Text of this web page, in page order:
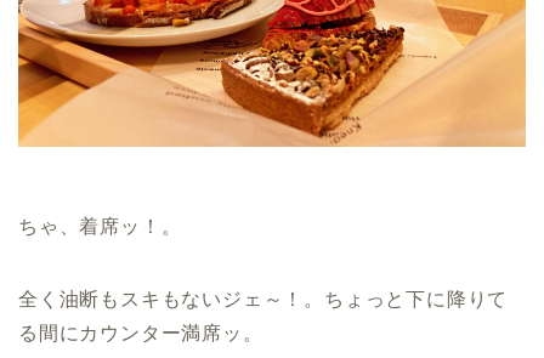
ちゃ、着席ッ！。
全く油断もスキもないジェ～！。ちょっと下に降りて
る間にカウンター満席ッ。